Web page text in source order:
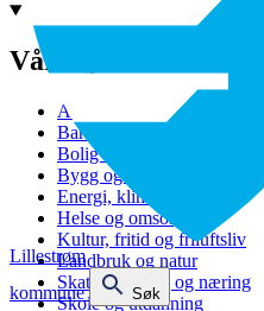
Lillestrøm
kommune
Søk
Våre tjenester
Avfall og gjenvinning
Barnehage
Bolig og sosiale tjenester
Bygg og eiendom
Energi, klima og miljø
Helse og omsorg
Kultur, fritid og friluftsliv
Landbruk og natur
Skatt, bevilling og næring
Skole og utdanning